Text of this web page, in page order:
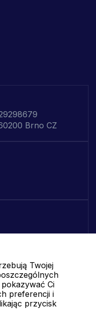
Brno CZ
informacji |Polityka
Twojej
Ci
preferencji i
przycisk